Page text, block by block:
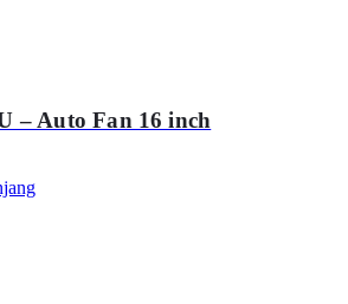
– Auto Fan 16 inch